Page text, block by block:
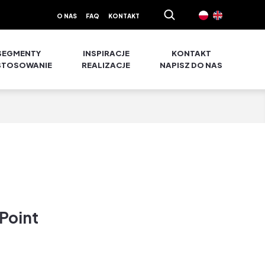
O NAS FAQ KONTAKT
INSPIRACJE
REALIZACJE
KONTAKT
NAPISZ DO NAS